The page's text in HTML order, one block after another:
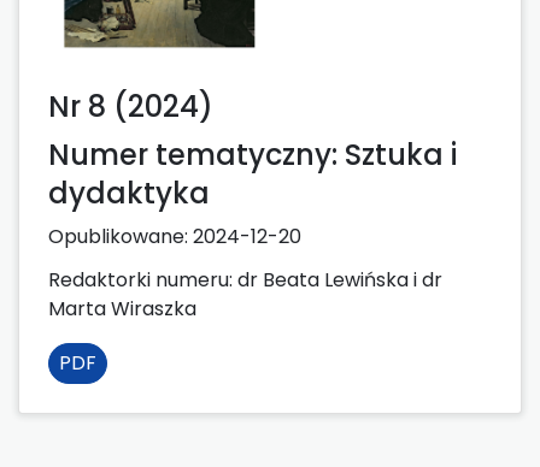
Nr 8 (2024)
Numer tematyczny: Sztuka i
dydaktyka
Opublikowane: 2024-12-20
Redaktorki numeru: dr Beata Lewińska i dr
Marta Wiraszka
PDF